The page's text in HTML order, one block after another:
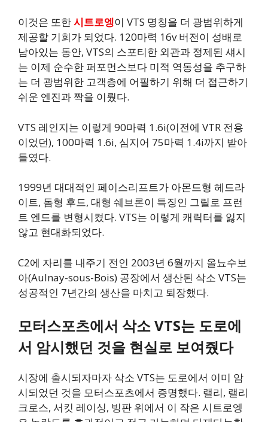
이것은 또한시트로엥이 VTS 명칭을 더 광범위하게
제공할 기회가 되었다. 120마력 16v 버전이 성배로
남아있는 동안, VTS의 스포티한 외관과 정제된 섀시
는 이제 순수한 퍼포먼스보다 미적 역동성을 추구하
는 더 광범위한 고객층에 어필하기 위해 더 접근하기
쉬운 엔진과 짝을 이뤘다.
VTS 레인지는 이렇게 90마력 1.6i(이전에 VTR 전용
이었던), 100마력 1.6i, 심지어 75마력 1.4i까지 받아
들였다.
1999년 대대적인 페이스리프트가 아몬드형 헤드라
이트, 돔형 후드, 대형 쉐브론이 특징인 그릴로 프런
트 엔드를 변형시켰다. VTS는 이렇게 캐릭터를 잃지
않고 현대화되었다.
C2에 자리를 내주기 전인 2003년 6월까지 올뇨수보
아(Aulnay-sous-Bois) 공장에서 생산된 삭소 VTS는
성공적인 7년간의 생산을 마치고 퇴장했다.
모터스포츠에서 삭소 VTS는 도로에
서 암시했던 것을 현실로 보여줬다
시장에 출시되자마자 삭소 VTS는 도로에서 이미 암
시되었던 것을 모터스포츠에서 증명했다. 랠리, 랠리
크로스, 서킷 레이싱, 빙판 위에서 이 작은 시트로엥